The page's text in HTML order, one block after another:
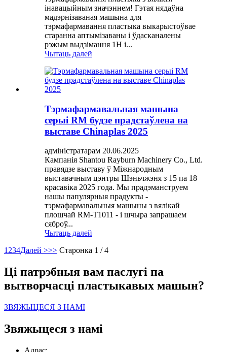
інавацыйным значэннем! Гэтая нядаўна
мадэрнізаваная машына для
тэрмафармавання пластыка выкарыстоўвае
старанна аптымізаваны і ўдасканалены
рэжым выдзімання 1H і...
Чытаць далей
Тэрмафармавальная машына
серыі RM будзе прадстаўлена на
выставе Chinaplas 2025
адміністратарам 20.06.2025
Кампанія Shantou Rayburn Machinery Co., Ltd.
правядзе выставу ў Міжнародным
выставачным цэнтры Шэньчжэня з 15 па 18
красавіка 2025 года. Мы прадэманструем
нашы папулярныя прадукты -
тэрмафармавальныя машыны з вялікай
плошчай RM-T1011 - і шчыра запрашаем
сяброў...
Чытаць далей
1234Далей >>> Старонка 1 / 4
Ці патрэбныя вам паслугі па
вытворчасці пластыкавых машын?
ЗВЯЖЫЦЕСЯ З НАМІ
Звяжыцеся з намі
Адрас: